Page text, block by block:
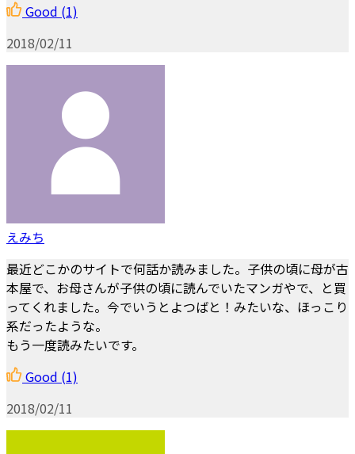
Good (1)
2018/02/11
えみち
最近どこかのサイトで何話か読みました。子供の頃に母が古
本屋で、お母さんが子供の頃に読んでいたマンガやで、と買
ってくれました。今でいうとよつばと！みたいな、ほっこり
系だったような。
もう一度読みたいです。
Good (1)
2018/02/11